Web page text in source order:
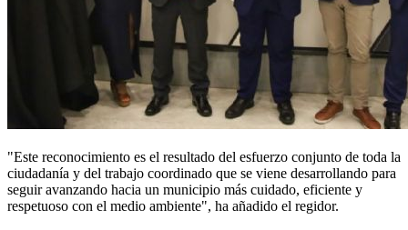
"Este reconocimiento es el resultado del esfuerzo conjunto de toda la
ciudadanía y del trabajo coordinado que se viene desarrollando para
seguir avanzando hacia un municipio más cuidado, eficiente y
respetuoso con el medio ambiente", ha añadido el regidor.